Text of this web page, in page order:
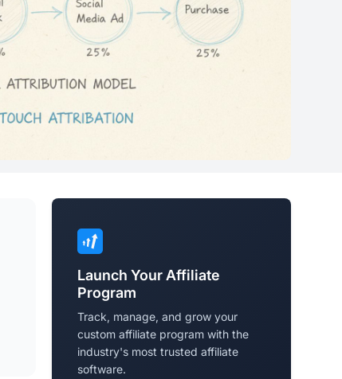
Launch Your Affiliate
Program
Track, manage, and grow your
custom affiliate program with the
industry's most trusted affiliate
software.